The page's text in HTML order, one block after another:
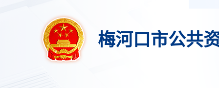
梅河口市公共